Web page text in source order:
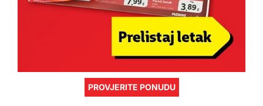
PROVJERITE PONUDU